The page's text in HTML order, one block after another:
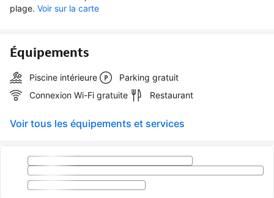
plage. Voir sur la carte
Équipements
Piscine intérieure
Parking gratuit
Connexion Wi-Fi gratuite
Restaurant
Voir tous les équipements et services